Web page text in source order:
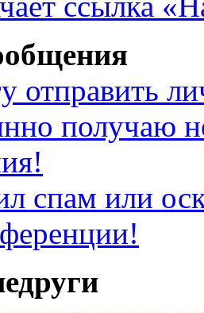
отправить
получаю
спам или